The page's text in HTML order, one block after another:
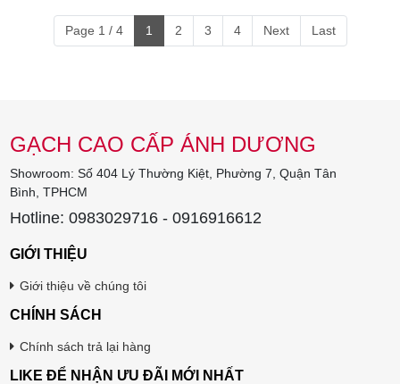
Page 1 / 4 1 2 3 4 Next Last
GẠCH CAO CẤP ÁNH DƯƠNG
Showroom: Số 404 Lý Thường Kiệt, Phường 7, Quận Tân
Bình, TPHCM
Hotline: 0983029716 - 0916916612
GIỚI THIỆU
Giới thiệu về chúng tôi
CHÍNH SÁCH
Chính sách trả lại hàng
LIKE ĐỂ NHẬN ƯU ĐÃI MỚI NHẤT